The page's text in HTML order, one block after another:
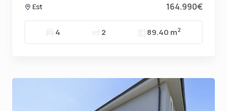
Est 164.990€
4 2 89.40 m2